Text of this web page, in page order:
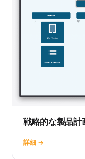
戦略的な製品計
詳細 →